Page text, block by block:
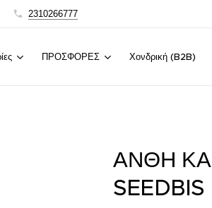
2310266777
ΠΡΟΣΦΟΡΕΣ Χονδρική (B2B)
ΑΝΘΗ
SEEDBIS